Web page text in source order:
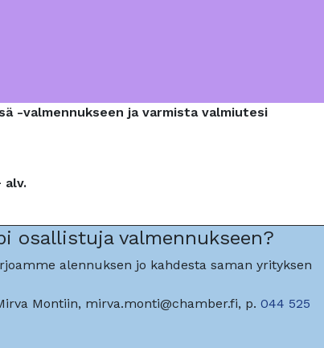
-valmennukseen ja varmista valmiutesi
alv.
osallistuja valmennukseen?
alennuksen jo kahdesta saman yrityksen
Montiin, mirva.monti@chamber.fi, p. 044 525